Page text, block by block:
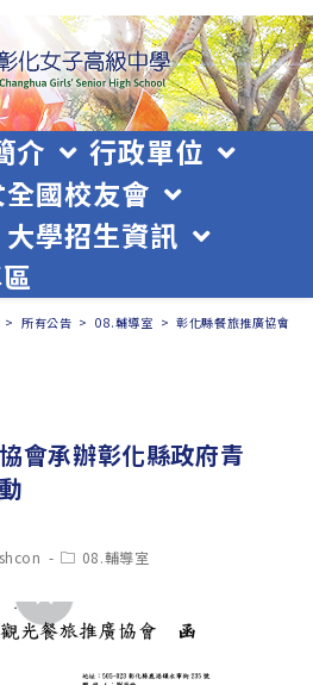
介
行政單位
國校友會
大學招生資訊
> 所有公告 > 08.輔導室 > 彰化縣餐旅推廣協會承
會承辦彰化縣政府青
Post08.輔導室